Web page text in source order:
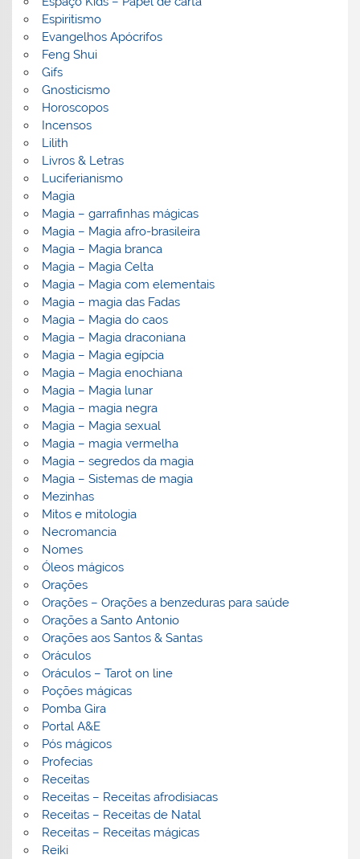
Espiritismo
Evangelhos Apócrifos
Feng Shui
Gifs
Gnosticismo
Horoscopos
Incensos
Lilith
Livros & Letras
Luciferianismo
Magia
Magia – garrafinhas mágicas
Magia – Magia afro-brasileira
Magia – Magia branca
Magia – Magia Celta
Magia – Magia com elementais
Magia – magia das Fadas
Magia – Magia do caos
Magia – Magia draconiana
Magia – Magia egípcia
Magia – Magia enochiana
Magia – Magia lunar
Magia – magia negra
Magia – Magia sexual
Magia – magia vermelha
Magia – segredos da magia
Magia – Sistemas de magia
Mezinhas
Mitos e mitologia
Necromancia
Nomes
Óleos mágicos
Orações
Orações – Orações a benzeduras para saúde
Orações a Santo Antonio
Orações aos Santos & Santas
Oráculos
Oráculos – Tarot on line
Poções mágicas
Pomba Gira
Portal A&E
Pós mágicos
Profecias
Receitas
Receitas – Receitas afrodisiacas
Receitas – Receitas de Natal
Receitas – Receitas mágicas
Reiki